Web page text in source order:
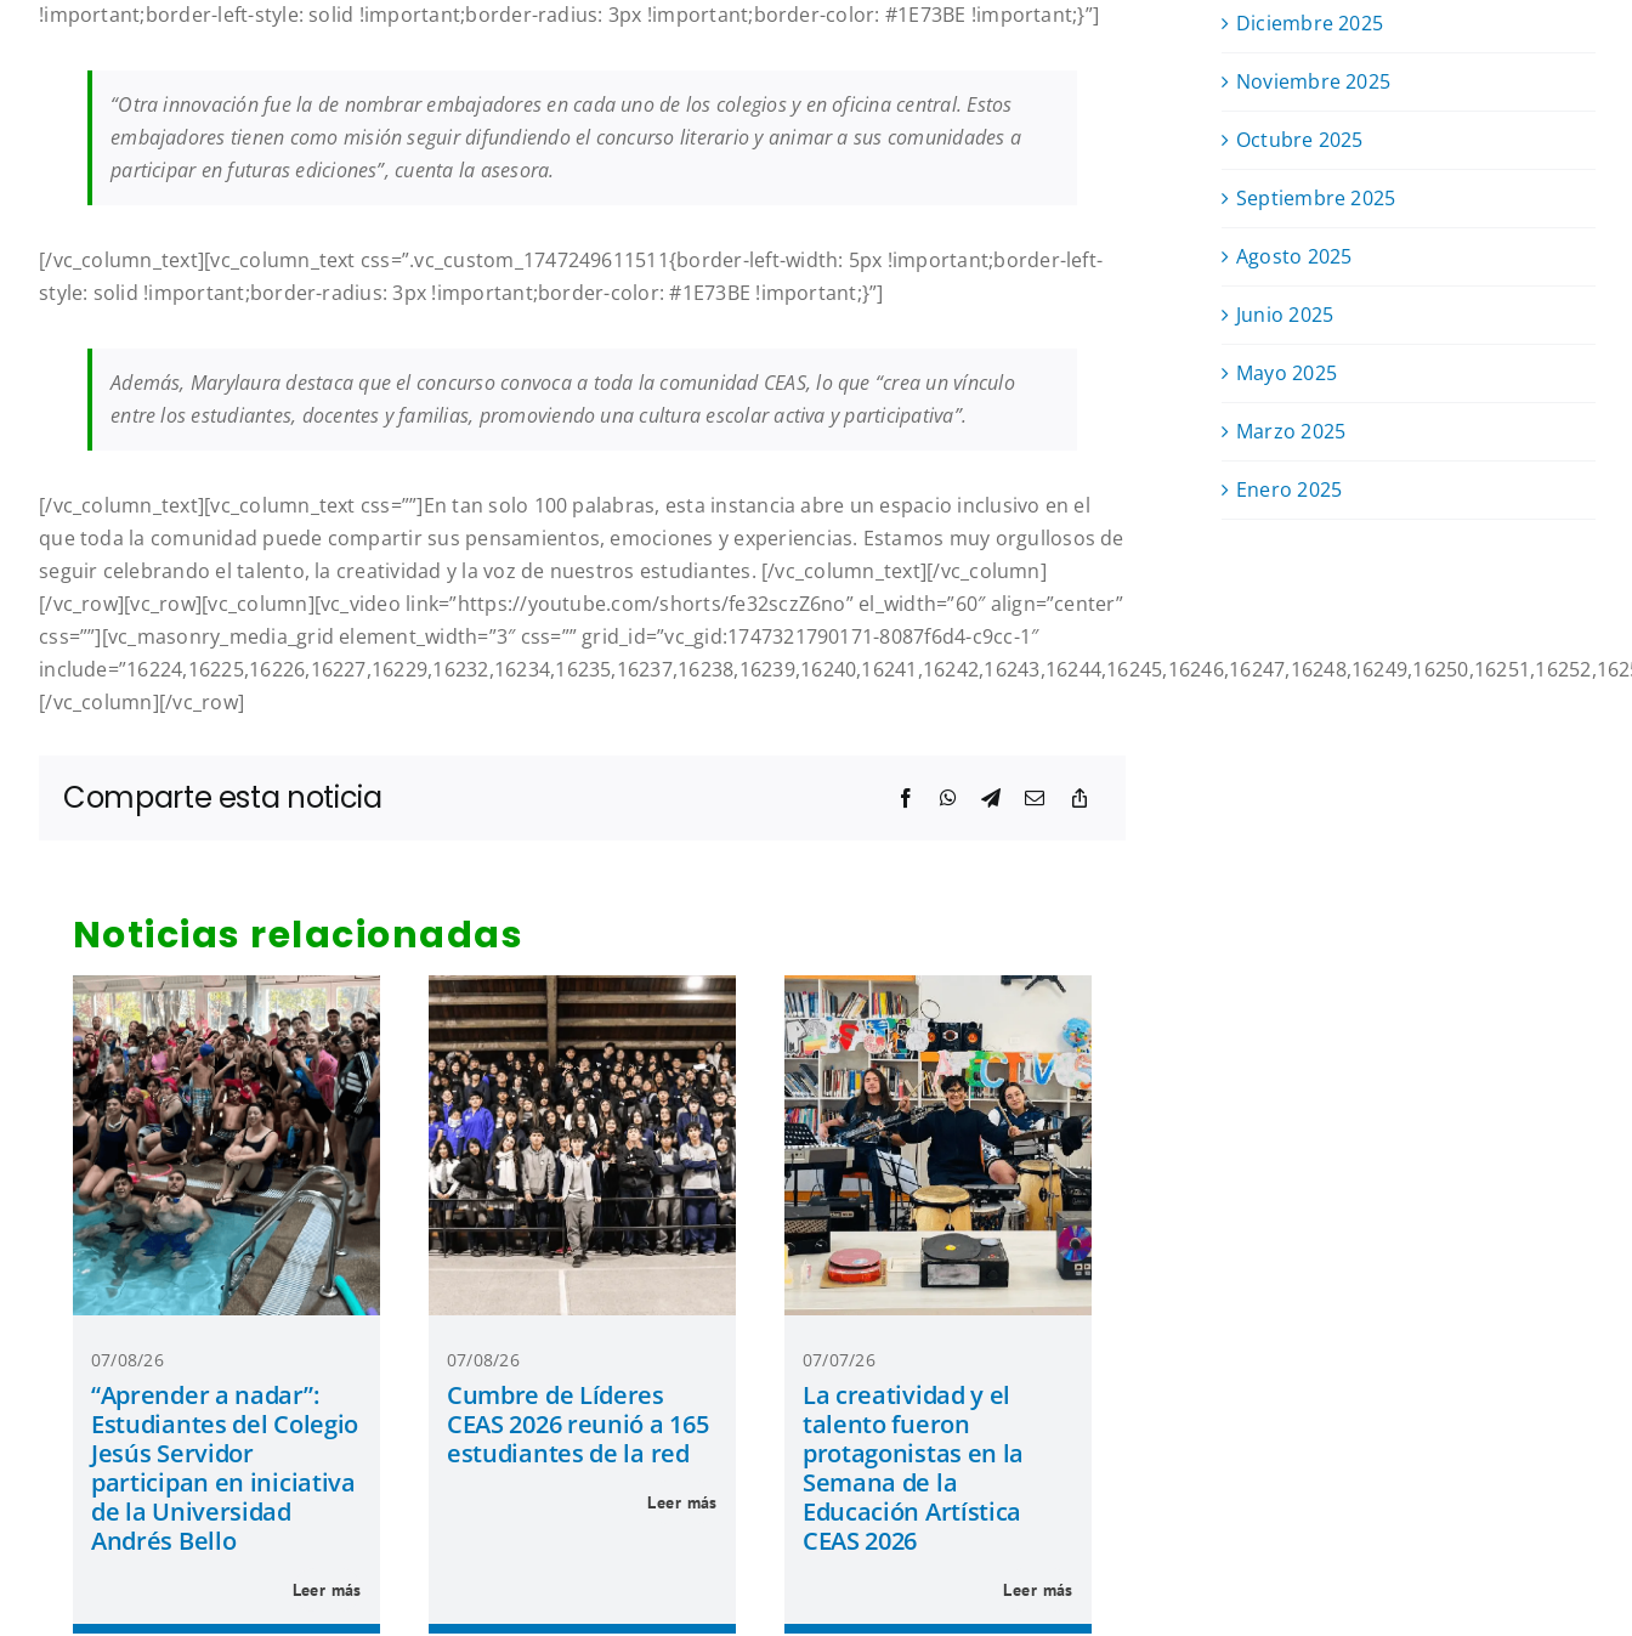
!important;border-left-style: solid !important;border-radius: 3px !important;border-color: #1E73BE !important;}”]
“Otra innovación fue la de nombrar embajadores en cada uno de los colegios y en oficina central. Estos
embajadores tienen como misión seguir difundiendo el concurso literario y animar a sus comunidades a
participar en futuras ediciones”, cuenta la asesora.
[/vc_column_text][vc_column_text css=”.vc_custom_1747249611511{border-left-width: 5px !important;border-left-
style: solid !important;border-radius: 3px !important;border-color: #1E73BE !important;}”]
Además, Marylaura destaca que el concurso convoca a toda la comunidad CEAS, lo que “crea un vínculo
entre los estudiantes, docentes y familias, promoviendo una cultura escolar activa y participativa”.
[/vc_column_text][vc_column_text css=””]En tan solo 100 palabras, esta instancia abre un espacio inclusivo en el
que toda la comunidad puede compartir sus pensamientos, emociones y experiencias. Estamos muy orgullosos de
seguir celebrando el talento, la creatividad y la voz de nuestros estudiantes. [/vc_column_text][/vc_column]
[/vc_row][vc_row][vc_column][vc_video link=”https://youtube.com/shorts/fe32sczZ6no” el_width=”60″ align=”center”
css=””][vc_masonry_media_grid element_width=”3″ css=”” grid_id=”vc_gid:1747321790171-8087f6d4-c9cc-1″
[/vc_column][/vc_row]
Comparte esta noticia
Noticias relacionadas
07/08/26
“Aprender a nadar”:
Estudiantes del Colegio
Jesús Servidor
participan en iniciativa
de la Universidad
Andrés Bello
Leer más
07/08/26
Cumbre de Líderes
CEAS 2026 reunió a 165
estudiantes de la red
Leer más
07/07/26
La creatividad y el
talento fueron
protagonistas en la
Semana de la
Educación Artística
CEAS 2026
Leer más
Diciembre 2025
Noviembre 2025
Octubre 2025
Septiembre 2025
Agosto 2025
Junio 2025
Mayo 2025
Marzo 2025
Enero 2025